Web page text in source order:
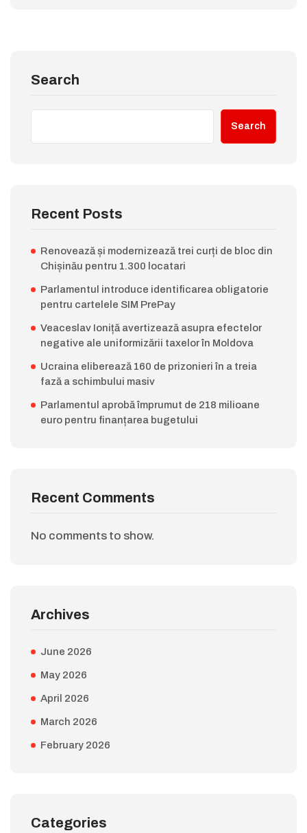
Search
Search
Recent Posts
Renovează și modernizează trei curți de bloc din
Chișinău pentru 1.300 locatari
Parlamentul introduce identificarea obligatorie
pentru cartelele SIM PrePay
Veaceslav Ioniță avertizează asupra efectelor
negative ale uniformizării taxelor în Moldova
Ucraina eliberează 160 de prizonieri în a treia
fază a schimbului masiv
Parlamentul aprobă împrumut de 218 milioane
euro pentru finanțarea bugetului
Recent Comments
No comments to show.
Archives
June 2026
May 2026
April 2026
March 2026
February 2026
Categories